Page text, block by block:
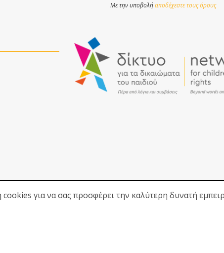
Με την υποβολήαποδέχεστε τους όρους
για να σας προσφέρει την καλύτερη δυνατή